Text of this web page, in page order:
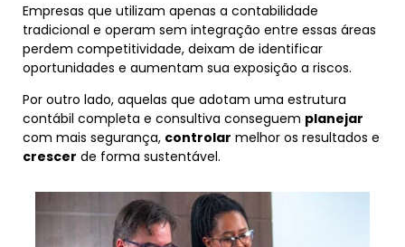
Empresas que utilizam apenas a contabilidade
tradicional e operam sem integração entre essas áreas
perdem competitividade, deixam de identificar
oportunidades e aumentam sua exposição a riscos.
Por outro lado, aquelas que adotam uma estrutura
contábil completa e consultiva conseguem planejar
com mais segurança, controlar melhor os resultados e
crescer de forma sustentável.